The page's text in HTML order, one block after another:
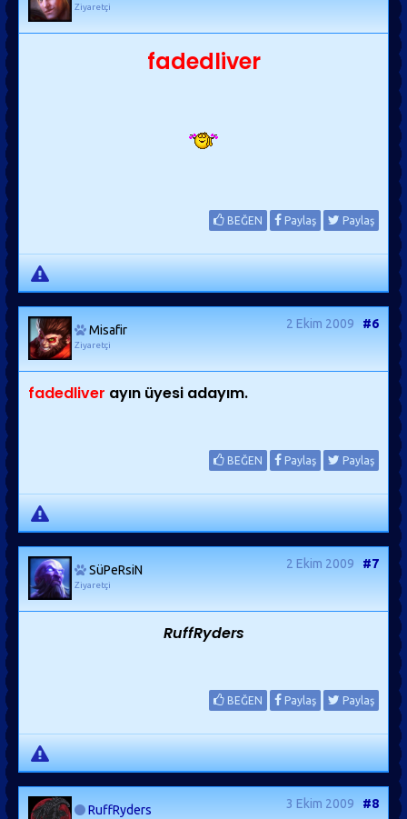
Ziyaretçi
fadedliver
BEĞEN Paylaş Paylaş
Misafir
Ziyaretçi
2 Ekim 2009 #6
fadedliver ayın üyesi adayım.
BEĞEN Paylaş Paylaş
SüPeRsiN
Ziyaretçi
2 Ekim 2009 #7
RuffRyders
BEĞEN Paylaş Paylaş
RuffRyders 3 Ekim 2009 #8